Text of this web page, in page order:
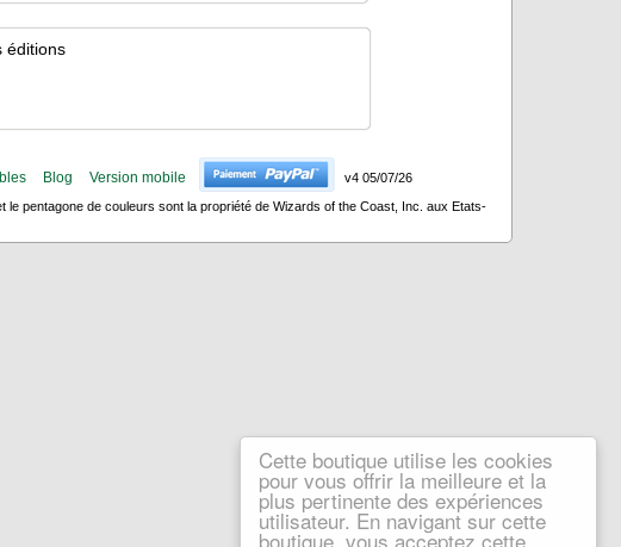
Cette boutique utilise les cookies
pour vous offrir la meilleure et la
plus pertinente des expériences
utilisateur. En navigant sur cette
boutique, vous acceptez cette
éditions
Blog Version mobile
v4 05/07/26
pentagone de couleurs sont la propriété de Wizards of the Coast, Inc. aux Etats-